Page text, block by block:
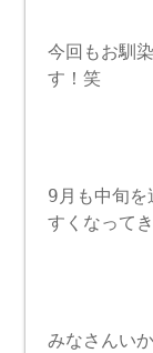
今回もお馴
す！笑
9月も中旬を
すくなって
みなさんい